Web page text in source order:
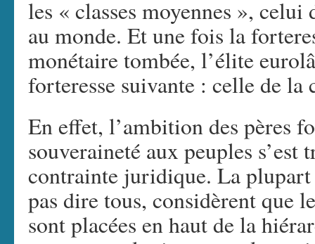
les « classes moyennes », celui
au monde. Et une fois la
monétaire tombée, l’élite
forteresse suivante : celle de la
En effet, l’ambition des pères
souveraineté aux peuples s’est
contrainte juridique. La plupart
pas dire tous, considèrent que
sont placées en haut de la